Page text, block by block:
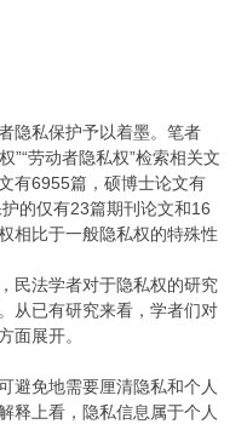
隐私保护予以着墨。笔者
”“劳动者隐私权”检索相关文
有6955篇，硕博士论文有
的仅有23篇期刊论文和16
相比于一般隐私权的特殊性
民法学者对于隐私权的研究
从已有研究来看，学者们对
面展开。
避免地需要厘清隐私和个人
释上看，隐私信息属于个人